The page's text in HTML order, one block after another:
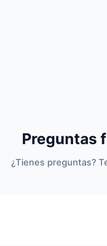
Preguntas
¿Tienes preguntas?